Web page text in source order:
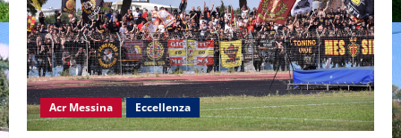
Acr Messina Eccellenza